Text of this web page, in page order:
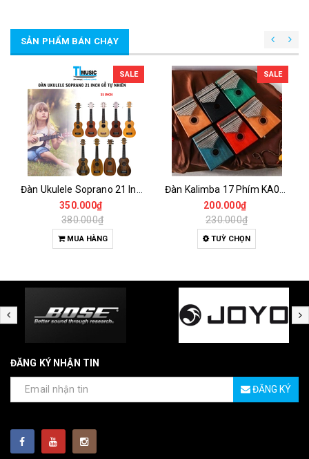
SẢN PHẨM BÁN CHẠY
SALE
350.000₫
380.000₫
MUA HÀNG
SALE
200.000₫
230.000₫
TUỲ CHỌN
ĐĂNG KÝ NHẬN TIN
ĐĂNG KÝ